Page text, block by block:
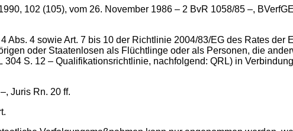
102 (105), vom 26. November 1986 – 2 BvR 1058/85 –,
Abs. 4 sowie Art. 7 bis 10 der Richtlinie 2004/83/EG des Rates der
oder Staatenlosen als Flüchtlinge oder als Personen, die
304 S. 12 – Qualifikationsrichtlinie, nachfolgend: QRL) in
Juris Rn. 20 ff.